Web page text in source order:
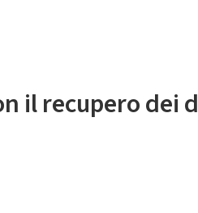
il recupero dei